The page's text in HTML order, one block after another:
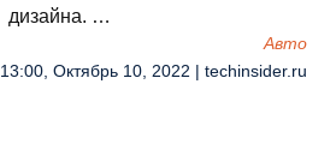
дизайна. …
Авто
13:00, Октябрь 10, 2022 | techinsider.ru